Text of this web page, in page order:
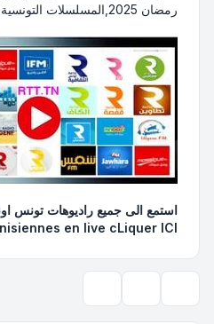
رمضان 2025,المسلسلات التونسية رمضان 2026,
استمع الى جميع راديوهات تونس
en live cLiquer ICI